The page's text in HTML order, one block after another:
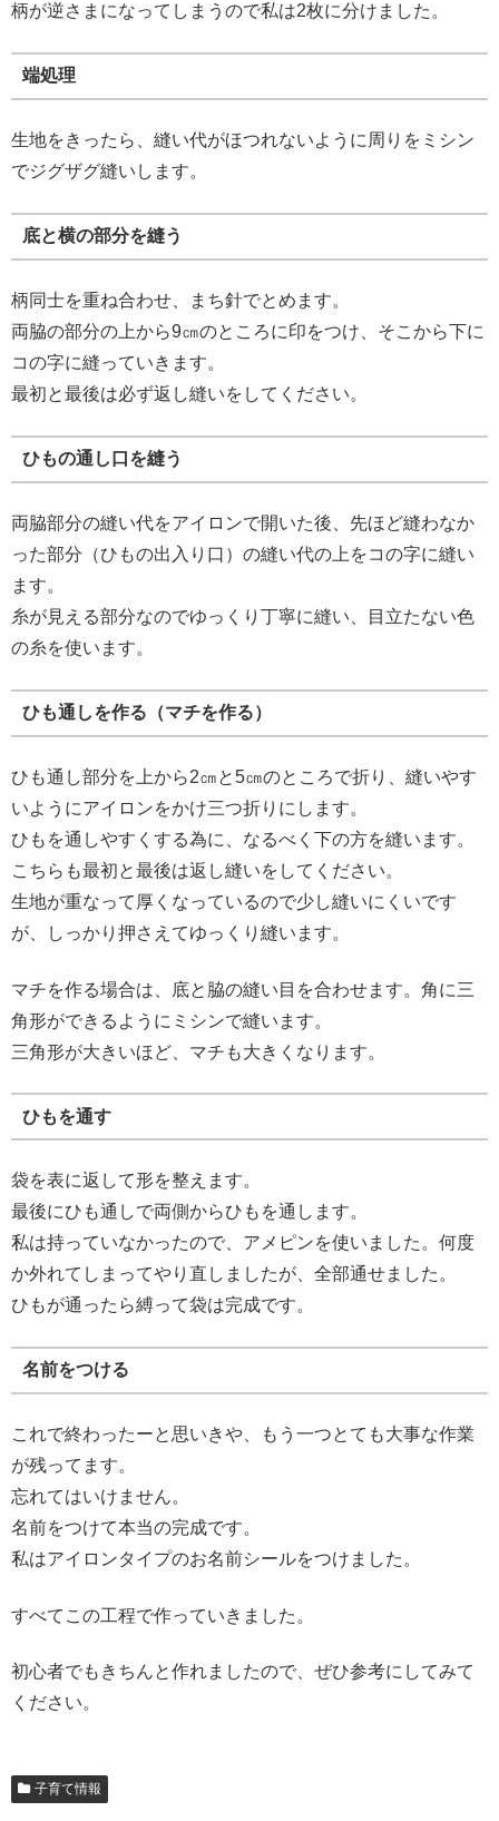
柄が逆さまになってしまうので私は2枚に分けました。
端処理
生地をきったら、縫い代がほつれないように周りをミシン
でジグザグ縫いします。
底と横の部分を縫う
柄同士を重ね合わせ、まち針でとめます。
両脇の部分の上から9㎝のところに印をつけ、そこから下に
コの字に縫っていきます。
最初と最後は必ず返し縫いをしてください。
ひもの通し口を縫う
両脇部分の縫い代をアイロンで開いた後、先ほど縫わなか
った部分（ひもの出入り口）の縫い代の上をコの字に縫い
ます。
糸が見える部分なのでゆっくり丁寧に縫い、目立たない色
の糸を使います。
ひも通しを作る（マチを作る）
ひも通し部分を上から2㎝と5㎝のところで折り、縫いやす
いようにアイロンをかけ三つ折りにします。
ひもを通しやすくする為に、なるべく下の方を縫います。
こちらも最初と最後は返し縫いをしてください。
生地が重なって厚くなっているので少し縫いにくいです
が、しっかり押さえてゆっくり縫います。
マチを作る場合は、底と脇の縫い目を合わせます。角に三
角形ができるようにミシンで縫います。
三角形が大きいほど、マチも大きくなります。
ひもを通す
袋を表に返して形を整えます。
最後にひも通しで両側からひもを通します。
私は持っていなかったので、アメピンを使いました。何度
か外れてしまってやり直しましたが、全部通せました。
ひもが通ったら縛って袋は完成です。
名前をつける
これで終わったーと思いきや、もう一つとても大事な作業
が残ってます。
忘れてはいけません。
名前をつけて本当の完成です。
私はアイロンタイプのお名前シールをつけました。
すべてこの工程で作っていきました。
初心者でもきちんと作れましたので、ぜひ参考にしてみて
ください。
子育て情報